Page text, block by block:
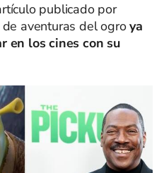
publicado por
de aventuras del ogroya
en los cines con su